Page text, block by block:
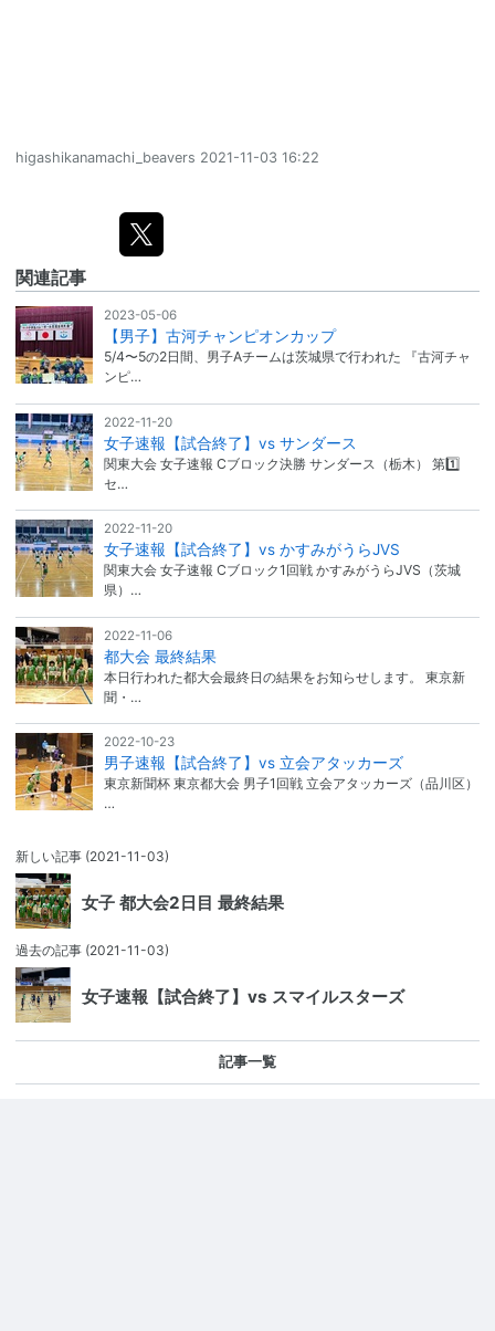
higashikanamachi_beavers 2021-11-03 16:22
関連記事
2023-05-06
【男子】古河チャンピオンカップ
5/4〜5の2日間、男子Aチームは茨城県で行われた 『古河チャ
ンピ…
2022-11-20
女子速報【試合終了】vs サンダース
関東大会 女子速報 Cブロック決勝 サンダース（栃木） 第1️⃣
セ…
2022-11-20
女子速報【試合終了】vs かすみがうらJVS
関東大会 女子速報 Cブロック1回戦 かすみがうらJVS（茨城
県）…
2022-11-06
都大会 最終結果
本日行われた都大会最終日の結果をお知らせします。 東京新
聞・…
2022-10-23
男子速報【試合終了】vs 立会アタッカーズ
東京新聞杯 東京都大会 男子1回戦 立会アタッカーズ（品川区）
…
新しい記事 (2021-11-03)
女子 都大会2日目 最終結果
過去の記事 (2021-11-03)
女子速報【試合終了】vs スマイルスターズ
記事一覧